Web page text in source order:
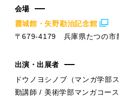
会場
霞城館・矢野勘治記念館
〒679-4179 兵庫県たつの市
出演・出展者
ドウノヨシノブ（マンガ学部
勤講師 / 美術学部マンガコース